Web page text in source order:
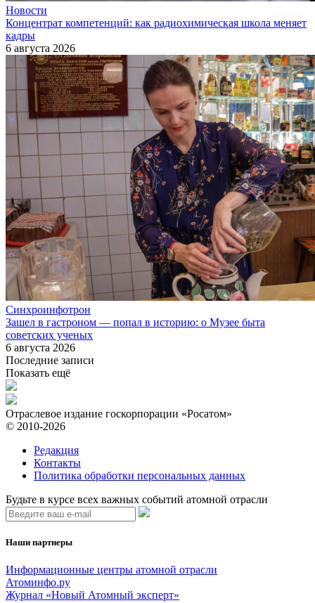
Новости
Концентрат компетенций: как радиохимическая школа меняет
кадры
6 августа 2026
Синхроинфотрон
Зашел в гастроном — попал в историю: о Музее быта
советских ученых
6 августа 2026
Последние записи
Показать ещё
Отраслевое издание госкорпорации «Росатом»
© 2010-2026
Редакция
Контакты
Политика обработки персональных данных
Будьте в курсе всех важных событий атомной отрасли
Наши партнеры
Информационные центры атомной отрасли
Атоминфо.ру
Журнал «Новый Атомный эксперт»